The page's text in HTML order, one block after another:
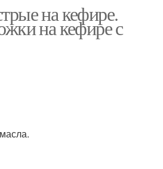
Вкусные пирожки
на кефире.
на кефире с